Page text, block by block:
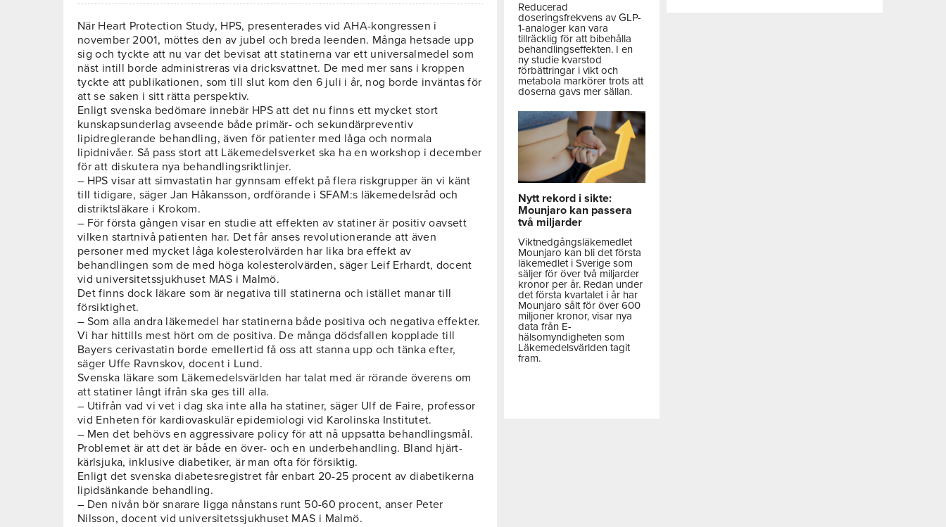
När Heart Protection Study, HPS, presenterades vid AHA-kongressen i
november 2001, möttes den av jubel och breda leenden. Många hetsade upp
sig och tyckte att nu var det bevisat att statinerna var ett universalmedel som
näst intill borde administreras via dricksvattnet. De med mer sans i kroppen
tyckte att publikationen, som till slut kom den 6 juli i år, nog borde inväntas för
att se saken i sitt rätta perspektiv.
Enligt svenska bedömare innebär HPS att det nu finns ett mycket stort
kunskapsunderlag avseende både primär- och sekundärpreventiv
lipidreglerande behandling, även för patienter med låga och normala
lipidnivåer. Så pass stort att Läkemedelsverket ska ha en workshop i december
för att diskutera nya behandlingsriktlinjer.
– HPS visar att simvastatin har gynnsam effekt på flera riskgrupper än vi känt
till tidigare, säger Jan Håkansson, ordförande i SFAM:s läkemedelsråd och
distriktsläkare i Krokom.
– För första gången visar en studie att effekten av statiner är positiv oavsett
vilken startnivå patienten har. Det får anses revolutionerande att även
personer med mycket låga kolesterolvärden har lika bra effekt av
behandlingen som de med höga kolesterolvärden, säger Leif Erhardt, docent
vid universitetssjukhuset MAS i Malmö.
Det finns dock läkare som är negativa till statinerna och istället manar till
försiktighet.
– Som alla andra läkemedel har statinerna både positiva och negativa effekter.
Vi har hittills mest hört om de positiva. De många dödsfallen kopplade till
Bayers cerivastatin borde emellertid få oss att stanna upp och tänka efter,
säger Uffe Ravnskov, docent i Lund.
Svenska läkare som Läkemedelsvärlden har talat med är rörande överens om
att statiner långt ifrån ska ges till alla.
– Utifrån vad vi vet i dag ska inte alla ha statiner, säger Ulf de Faire, professor
vid Enheten för kardiovaskulär epidemiologi vid Karolinska Institutet.
– Men det behövs en aggressivare policy för att nå uppsatta behandlingsmål.
Problemet är att det är både en över- och en underbehandling. Bland hjärt-
kärlsjuka, inklusive diabetiker, är man ofta för försiktig.
Enligt det svenska diabetesregistret får enbart 20-25 procent av diabetikerna
lipidsänkande behandling.
– Den nivån bör snarare ligga nånstans runt 50-60 procent, anser Peter
Nilsson, docent vid universitetssjukhuset MAS i Malmö.
Reducerad
doseringsfrekvens av GLP-
1-analoger kan vara
tillräcklig för att bibehålla
behandlingseffekten. I en
ny studie kvarstod
förbättringar i vikt och
metabola markörer trots att
doserna gavs mer sällan.
Nytt rekord i sikte:
Mounjaro kan passera
två miljarder
Viktnedgångsläkemedlet
Mounjaro kan bli det första
läkemedlet i Sverige som
säljer för över två miljarder
kronor per år. Redan under
det första kvartalet i år har
Mounjaro sålt för över 600
miljoner kronor, visar nya
data från E-
hälsomyndigheten som
Läkemedelsvärlden tagit
fram.